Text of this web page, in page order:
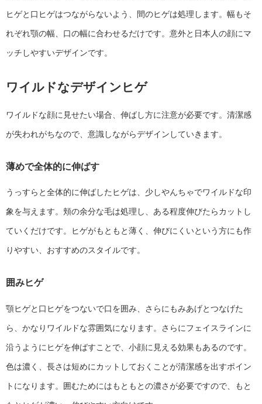
ヒゲと口ヒゲはつながらないよう、間のヒゲは処理します。幅もそ
れぞれ顎の幅、口の幅に合わせるだけです。意外と日本人の顔にマ
ッチしやすいデザインです。
ワイルドなデザインヒゲ
ワイルドな顔に見せたい場合、伸ばし方に注意が必要です。清潔感
が失われがちなので、意識しながらデザインしていきます。
薄めで全体的に伸ばす
うっすらと全体的に伸ばしたヒゲは、少しやんちゃでワイルドな印
象を与えます。頬の余分な毛は処理し、ある程度伸びたらカットし
ていくだけです。ヒゲがもともと薄く、伸びにくいという方にも作
りやすい、おすすめのスタイルです。
囲みヒゲ
顎ヒゲと口ヒゲをつないで口を囲み、さらにもみあげとつなげた
ら、かなりワイルドな雰囲気になります。さらにフェイスラインに
沿うようにヒゲを伸ばすことで、小顔に見える効果もあるのです。
色は濃く、長さは短めにカットしておくことが清潔感を出すポイン
トになります。囲むためにはもともとの濃さが必要ですので、もと